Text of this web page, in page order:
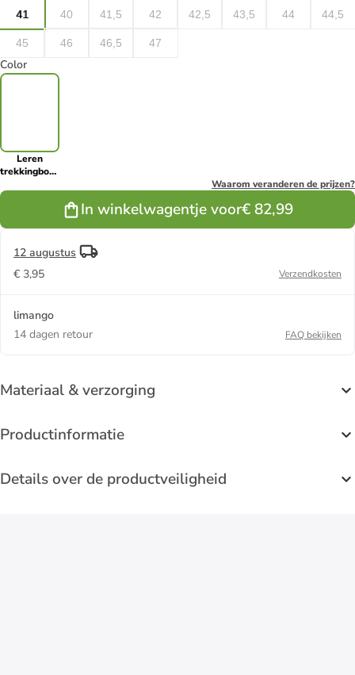
41
40 41,5 42 42,5 43,5 44 44,5
45 46 46,5 47
Color
Leren
trekkingboots
Waarom veranderen de prijzen?
In winkelwagentje voor€ 82,99
12 augustus
€ 3,95
Verzendkosten
limango
14 dagen retour
FAQ bekijken
Materiaal & verzorging
Productinformatie
Details over de productveiligheid